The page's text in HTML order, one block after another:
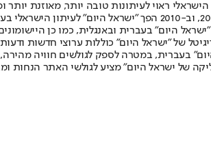
ראוי לעיתונות טובה יותר, מאוזנת
תשלום. המהדורה המודפסת הראשונה פורסמה ב-30 ביולי
של "ישראל היום" כוללות ערוצי חדשות
היום" בעברית, במטרה לספק לגולשים חוויה
של ישראל היום" מציע לגולשי האתר הנחות